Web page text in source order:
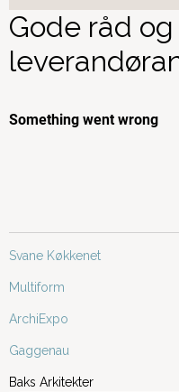
Gode råd og
Svane Køkkenet
Multiform
ArchiExpo
Gaggenau
Baks Arkitekter